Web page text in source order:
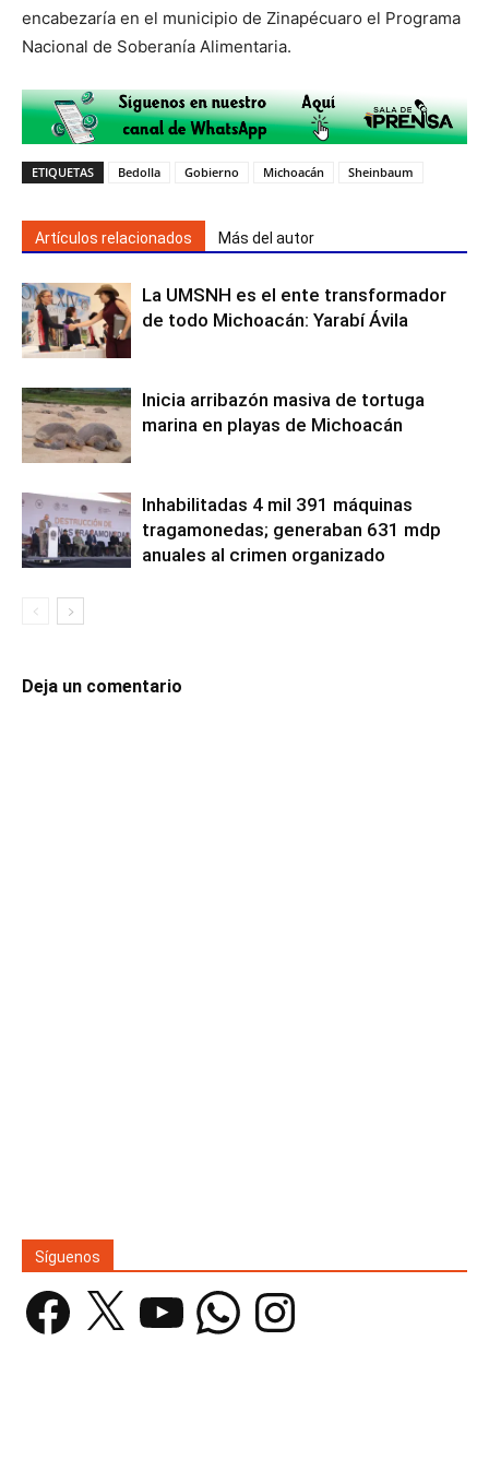
encabezaría en el municipio de Zinapécuaro el Programa
Nacional de Soberanía Alimentaria.
ETIQUETAS Bedolla Gobierno Michoacán Sheinbaum
Artículos relacionados Más del autor
La UMSNH es el ente transformador
de todo Michoacán: Yarabí Ávila
Inicia arribazón masiva de tortuga
marina en playas de Michoacán
Inhabilitadas 4 mil 391 máquinas
tragamonedas; generaban 631 mdp
anuales al crimen organizado
Deja un comentario
Síguenos
Facebook YouTube WhatsAppInstagram